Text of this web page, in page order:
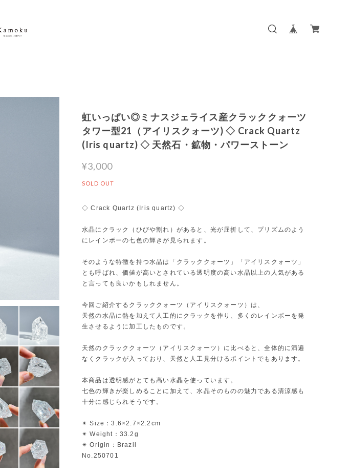
虹いっぱい◎ミナスジェライス産クラッククォーツ
タワー型21（アイリスクォーツ) ◇ Crack Quartz
(Iris quartz) ◇ 天然石・鉱物・パワーストーン
¥3,000
SOLD OUT
◇ Crack Quartz (Iris quartz) ◇
水晶にクラック（ひびや割れ）があると、光が屈折して、プリズムのよう
にレインボーの七色の輝きが見られます。
そのような特徴を持つ水晶は「クラッククォーツ」「アイリスクォーツ」
とも呼ばれ、価値が高いとされている透明度の高い水晶以上の人気がある
と言っても良いかもしれません。
今回ご紹介するクラッククォーツ（アイリスクォーツ）は、
天然の水晶に熱を加えて人工的にクラックを作り、多くのレインボーを発
生させるように加工したものです。
天然のクラッククォーツ（アイリスクォーツ）に比べると、全体的に満遍
なくクラックが入っており、天然と人工見分けるポイントでもあります。
本商品は透明感がとても高い水晶を使っています。
七色の輝きが楽しめることに加えて、水晶そのものの魅力である清涼感も
十分に感じられそうです。
✴︎ Size：3.6×2.7×2.2cm
✴︎ Weight：33.2g
✴︎ Origin：Brazil
No.250701